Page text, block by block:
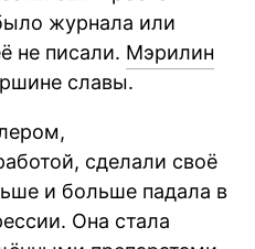
журнала или
не писали. Мэрилин
славы.
сделали своё
и больше падала в
Она стала